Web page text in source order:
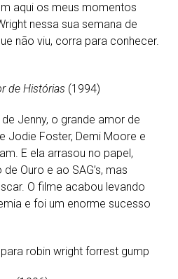
aqui os meus momentos
nessa sua semana de
não viu, corra para conhecer.
de Histórias (1994)
Jenny, o grande amor de
Jodie Foster, Demi Moore e
E ela arrasou no papel,
Ouro e ao SAG’s, mas
O filme acabou levando
e foi um enorme sucesso